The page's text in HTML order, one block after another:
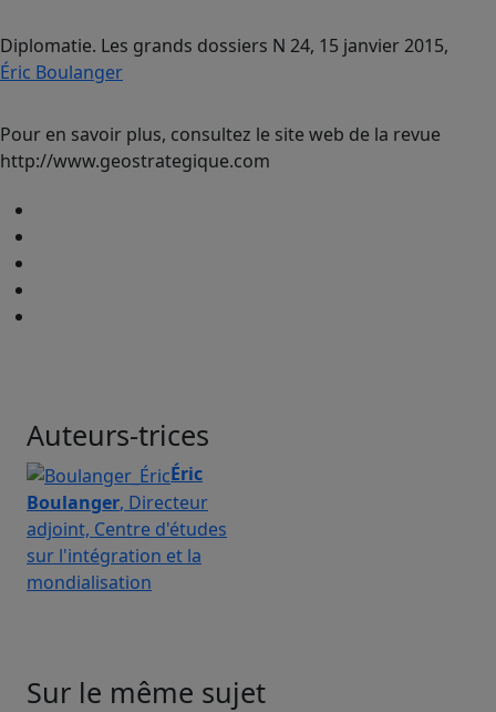
Diplomatie. Les grands dossiers N 24, 15 janvier 2015,
Éric Boulanger
Pour en savoir plus, consultez le site web de la revue
http://www.geostrategique.com
Auteurs-trices
Éric
Boulanger, Directeur
adjoint, Centre d'études
sur l'intégration et la
mondialisation
Sur le même sujet